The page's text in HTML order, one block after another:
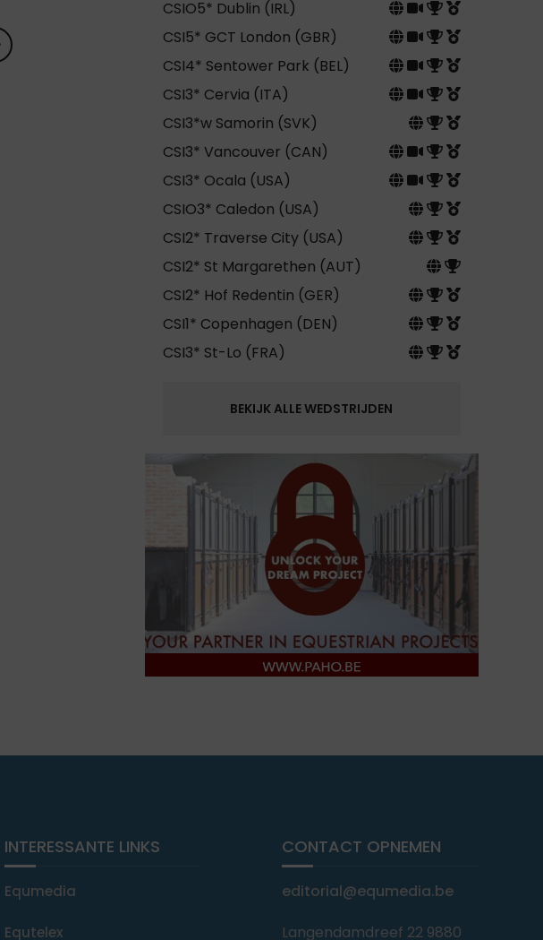
CSIO5* Dublin (IRL)
CSI5* GCT London (GBR)
CSI4* Sentower Park (BEL)
CSI3* Cervia (ITA)
CSI3*w Samorin (SVK)
CSI3* Vancouver (CAN)
CSI3* Ocala (USA)
CSIO3* Caledon (USA)
CSI2* Traverse City (USA)
CSI2* St Margarethen (AUT)
CSI2* Hof Redentin (GER)
CSI1* Copenhagen (DEN)
CSI3* St-Lo (FRA)
BEKIJK ALLE WEDSTRIJDEN
INTERESSANTE LINKS
Equmedia
Equtelex
CONTACT OPNEMEN
editorial@equmedia.be
Langendamdreef 22 9880